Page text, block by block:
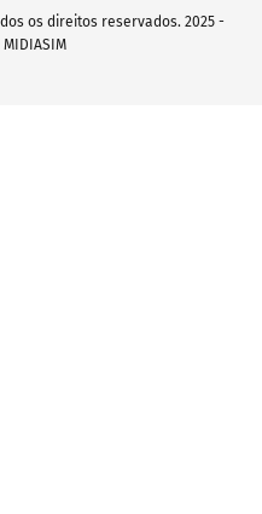
os direitos reservados. 2025 -